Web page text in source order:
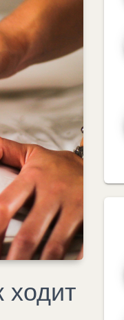
ходит